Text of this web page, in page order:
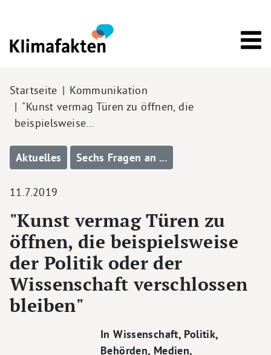
Pfadnavigation
Startseite
Kommunikation
"Kunst vermag Türen zu öffnen, die
beispielsweise…
Aktuelles Sechs Fragen an ...
11.7.2019
"Kunst vermag Türen zu
öffnen, die beispielsweise
der Politik oder der
Wissenschaft verschlossen
bleiben"
In Wissenschaft, Politik,
Behörden, Medien,